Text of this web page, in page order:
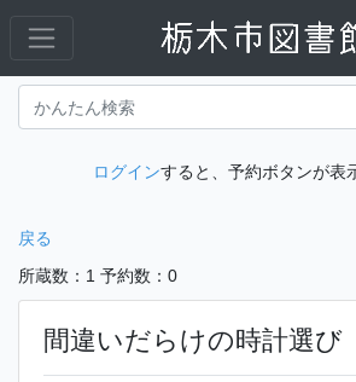
ログインすると、予約ボタンが表
戻る
所蔵数：1 予約数：0
間違いだらけの時計選び